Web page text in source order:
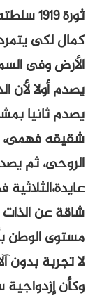
ثورة
كمال لكى
الأرض وفى
يصدم أولا
يصدم ثانيا
شقيقه فهمى،
الروحى، ثم
شاقة عن
مستوى الوطن
لا تجربة بدون
وكأن